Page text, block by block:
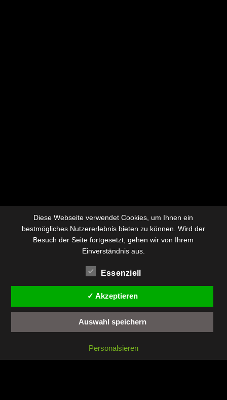
Diese Webseite verwendet Cookies, um Ihnen ein
bestmögliches Nutzererlebnis bieten zu können. Wird der
Besuch der Seite fortgesetzt, gehen wir von Ihrem
Einverständnis aus.
Essenziell
✓ Akzeptieren
Auswahl speichern
Personalsieren